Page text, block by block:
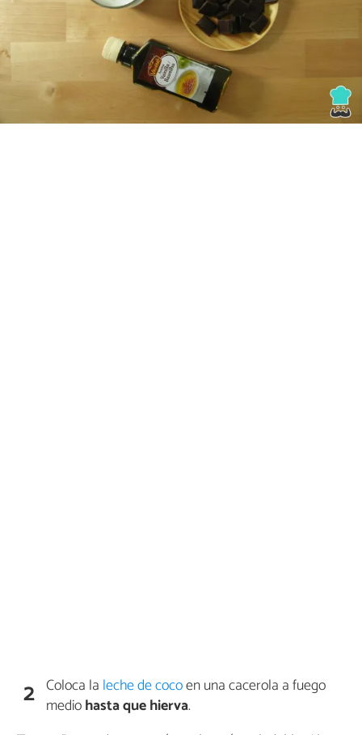
2 Coloca la leche de cocoen una cacerola a fuego
mediohasta que hierva.